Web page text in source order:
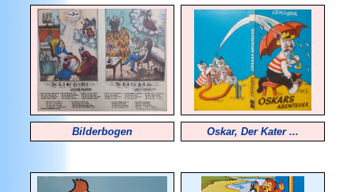
Bilderbogen Oskar, Der Kater ...